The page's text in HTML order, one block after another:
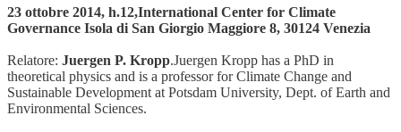
23 ottobre 2014, h.12,International Center for Climate
Governance Isola di San Giorgio Maggiore 8, 30124 Venezia
Relatore: Juergen P. Kropp.Juergen Kropp has a PhD in
theoretical physics and is a professor for Climate Change and
Sustainable Development at Potsdam University, Dept. of Earth and
Environmental Sciences.